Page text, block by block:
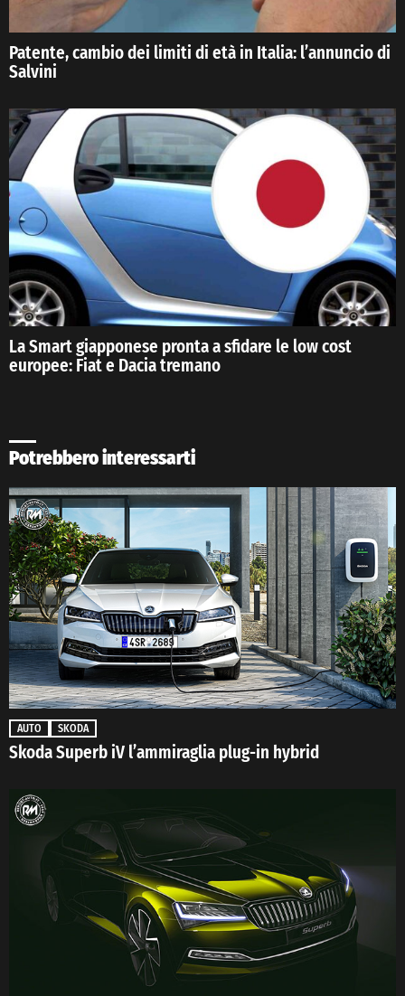
Patente, cambio dei limiti di età in Italia: l’annuncio di
Salvini
La Smart giapponese pronta a sfidare le low cost
europee: Fiat e Dacia tremano
Potrebbero interessarti
AUTO SKODA
Skoda Superb iV l’ammiraglia plug-in hybrid